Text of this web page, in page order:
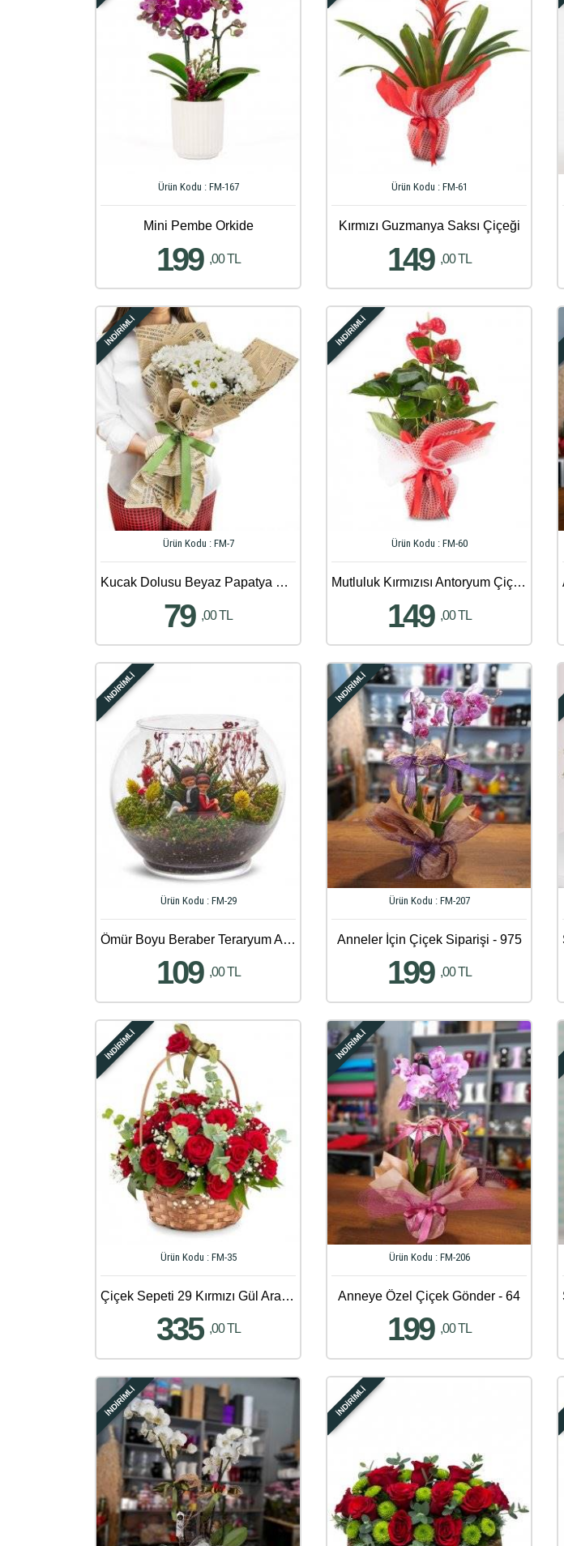
Ürün Kodu : FM-167
Mini Pembe Orkide
199 ,00 TL
Ürün Kodu : FM-61
Kırmızı Guzmanya Saksı Çiçeği
149 ,00 TL
İNDİRİMLİ
Ürün Kodu : FM-7
Kucak Dolusu Beyaz Papatya Buketi
79 ,00 TL
İNDİRİMLİ
Ürün Kodu : FM-60
Mutluluk Kırmızısı Antoryum Çiçeği
149 ,00 TL
İNDİRİMLİ
Ürün Kodu : FM-29
Ömür Boyu Beraber Teraryum Aranjmanı
109 ,00 TL
İNDİRİMLİ
Ürün Kodu : FM-207
Anneler İçin Çiçek Siparişi - 975
199 ,00 TL
İNDİRİMLİ
Ürün Kodu : FM-35
Çiçek Sepeti 29 Kırmızı Gül Aranjmanı
335 ,00 TL
İNDİRİMLİ
Ürün Kodu : FM-206
Anneye Özel Çiçek Gönder - 64
199 ,00 TL
İNDİRİMLİ İNDİRİMLİ